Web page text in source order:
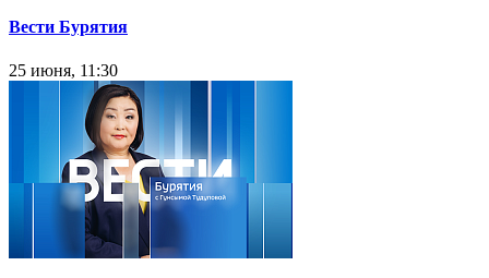
Вести Бурятия
25 июня, 11:30